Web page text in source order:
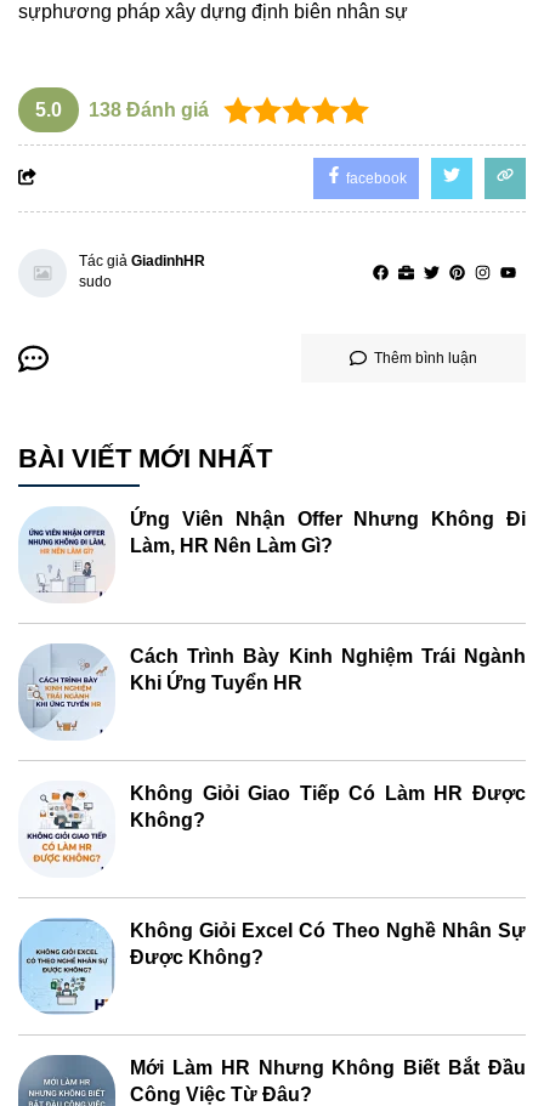
sựphương pháp xây dựng định biên nhân sự
5.0 138 Đánh giá
facebook
Tác giả GiadinhHR
sudo
Thêm bình luận
BÀI VIẾT MỚI NHẤT
Ứng Viên Nhận Offer Nhưng Không Đi
Làm, HR Nên Làm Gì?
Cách Trình Bày Kinh Nghiệm Trái Ngành
Khi Ứng Tuyển HR
Không Giỏi Giao Tiếp Có Làm HR Được
Không?
Không Giỏi Excel Có Theo Nghề Nhân Sự
Được Không?
Mới Làm HR Nhưng Không Biết Bắt Đầu
Công Việc Từ Đâu?